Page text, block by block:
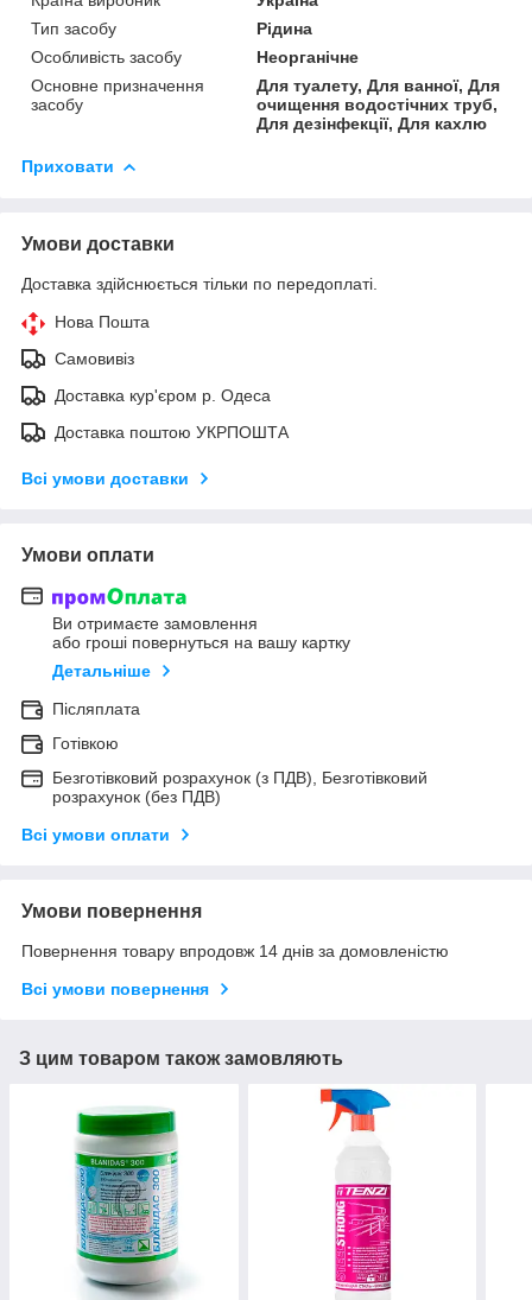
Тип засобу
Рідина
Особливість засобу
Неорганічне
Основне призначення
засобу
Для туалету, Для ванної, Для
очищення водостічних труб,
Для дезінфекції, Для кахлю
Приховати
Умови доставки
Доставка здійснюється тільки по передоплаті.
Нова Пошта
Самовивіз
Доставка кур'єром р. Одеса
Доставка поштою УКРПОШТА
Всі умови доставки
Умови оплати
Ви отримаєте замовлення
або гроші повернуться на вашу картку
Детальніше
Післяплата
Готівкою
Безготівковий розрахунок (з ПДВ), Безготівковий
розрахунок (без ПДВ)
Всі умови оплати
Умови повернення
Повернення товару впродовж 14 днів за домовленістю
Всі умови повернення
З цим товаром також замовляють